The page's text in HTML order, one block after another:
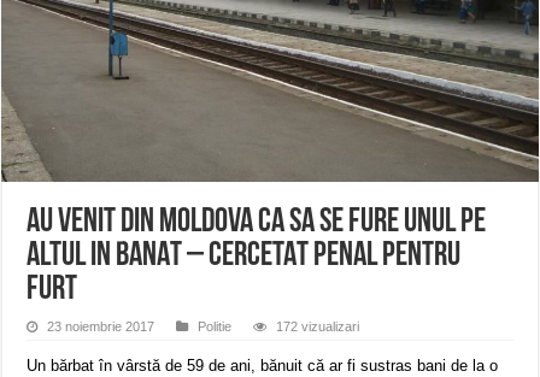
ANUNŢ OPRIRE APĂ în CARANSEBEȘ avarie
ANUNȚ OPRIRE APĂ în Reșița, cartier Țerova – avarie – 04.08.2026
AU VENIT DIN MOLDOVA CA SA SE FURE UNUL PE
ALTUL IN BANAT – CERCETAT PENAL PENTRU
FURT
23 noiembrie 2017 Politie 172 vizualizari
Un bărbat în vârstă de 59 de ani, bănuit că ar fi sustras bani de la o